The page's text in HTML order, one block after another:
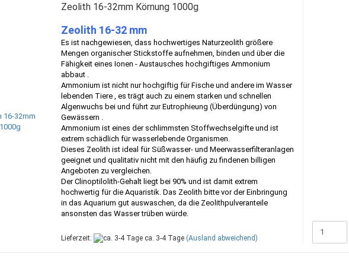
Zeolith 16-32mm Körnung 1000g
Zeolith 16-32 mm
Es ist nachgewiesen, dass hochwertiges Naturzeolith größere
Mengen organischer Stickstoffe aufnehmen, binden und über die
Fähigkeit eines Ionen - Austausches hochgiftiges Ammonium
abbaut .
Ammonium ist nicht nur hochgiftig für Fische und andere im Wasser
lebenden Tiere , es trägt auch zu einem starken und schnellen
Algenwuchs bei und führt zur Eutrophieung (Überdüngung) von
Gewässern .
Ammonium ist eines der schlimmsten Stoffwechselgifte und ist
extrem schädlich für wasserlebende Organismen.
Dieses Zeolith ist ideal für Süßwasser- und Meerwasserfilteranlagen
geeignet und qualitativ nicht mit den häufig zu findenen billigen
Angeboten zu vergleichen.
Der Clinoptilolith-Gehalt liegt bei 90% und ist damit extrem
hochwertig für die Aquaristik. Das Zeolith bitte vor der Einbringung
in das Aquarium gut auswaschen, da die Zeolithpulveranteile
ansonsten das Wasser trüben würde.
Lieferzeit: ca. 3-4 Tage (Ausland abweichend)